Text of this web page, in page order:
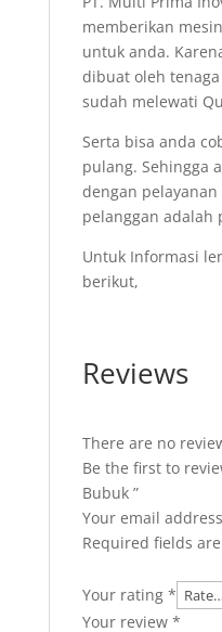
memberikan
untuk anda.
dibuat oleh
sudah melewati
Serta bisa anda
pulang. Sehingga
dengan
pelanggan adalah
Untuk Informasi
berikut,
Reviews
There are no
Be the first to
Bubuk ”
Your email
Required fields
Your rating *
Your review *